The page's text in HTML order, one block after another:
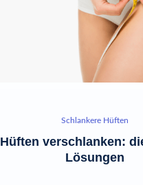
Schlankere Hüften
Hüften verschlanken:
Lösungen